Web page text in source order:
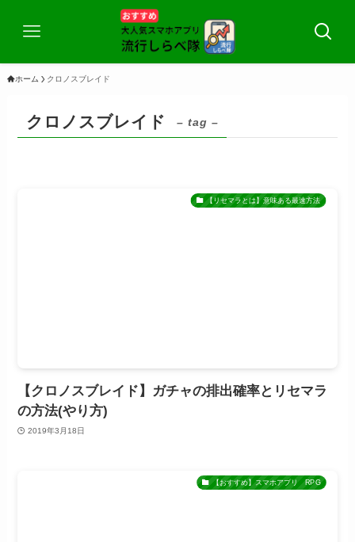
ホーム クロノスブレイド
クロノスブレイド – tag –
【リセマラとは】意味ある最速方法
【クロノスブレイド】ガチャの排出確率とリセマラ
の方法(やり方)
2019年3月18日
【おすすめ】スマホアプリ RPG